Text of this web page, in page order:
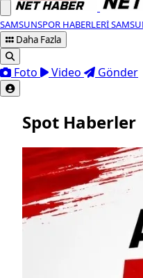
SAMSUNSPOR HABERLERI
Daha Fazla
Foto Video Gönder
Spot Haberler